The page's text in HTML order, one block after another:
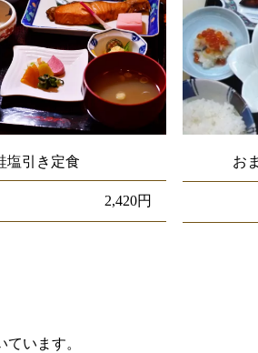
塩引き定食
2,420円
お
います。